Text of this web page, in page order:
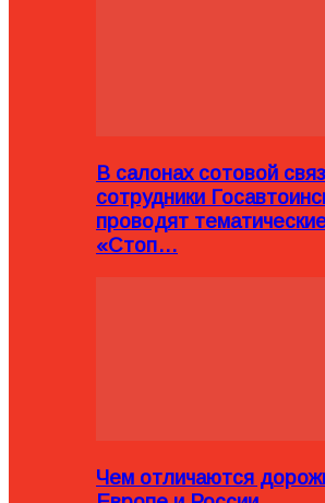
В салонах сотовой
сотрудники
проводят
«Стоп…
Чем отличаются